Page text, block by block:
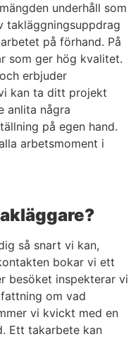
underhåll som
takläggningsuppdrag
på förhand. På
som ger hög kvalitet.
erbjuder
kan ta ditt projekt
anlita några
på egen hand.
arbetsmoment i
så snart vi kan,
bokar vi ett
besöket inspekterar vi
om vad
vi kvickt med en
Ett takarbete kan